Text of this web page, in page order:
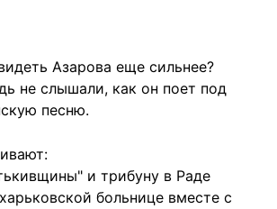
Азарова еще сильнее?
не слышали, как он поет под
песню.
и трибуну в Раде
больнице вместе с